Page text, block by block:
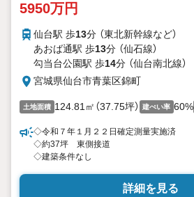
5950万円
仙台駅 歩13分 （東北新幹線など）
あおば通駅 歩13分 （仙石線）
勾当台公園駅 歩14分 （仙台南北線）
宮城県仙台市青葉区錦町
土地面積 124.81㎡（37.75坪） 建ぺい率 60%
◇令和７年１月２２日確定測量実施済
◇約37坪 東側接道
◇建築条件なし
詳細を見る